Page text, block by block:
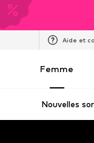
Aide et
Femme
Nouvelles